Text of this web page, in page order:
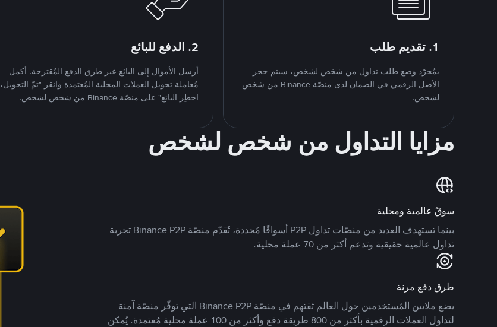
1. تقديم طلب
بمُجرّد وضع طلب تداول من شخص لشخص، سيتم حجز
الأصل الرقمي في الضمان لدى منصّة Binance من شخص
لشخص.
2. الدفع للبائع
أرسل الأموال إلى البائع عبر طرق الدفع المُقترحة. أكمل
مُعاملة تحويل العملات المحلية المُعتمدة وانقر "تمّ التحويل،
اخطِر البائع" على منصّة Binance من شخص لشخص.
مزايا التداول من شخص لشخص
سوقٌ عالمية ومحلية
بينما تستهدف العديد من منصّات تداول P2P أسواقًا مُحددة، تُقدّم منصّة Binance P2P تجربة
تداول عالمية حقيقية وتدعم أكثر من 70 عملة محلية.
طرق دفع مرنة
يضع ملايين المُستخدمين حول العالم ثقتهم في منصّة Binance P2P التي توفّر منصّة آمنة
لتداول العملات الرقمية بأكثر من 800 طريقة دفع وأكثر من 100 عملة محلية مُعتمدة. يُمكن